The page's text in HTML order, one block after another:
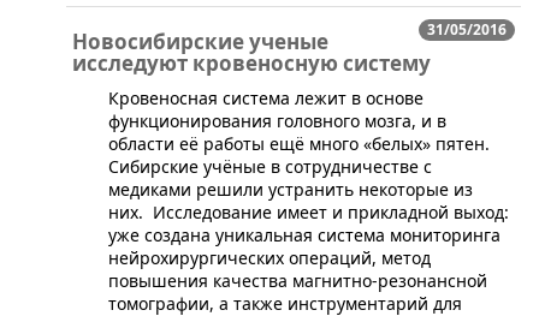
31/05/2016
Новосибирские ученые
исследуют кровеносную систему
​Кровеносная система лежит в основе
функционирования головного мозга, и в
области её работы ещё много «белых» пятен.
Сибирские учёные в сотрудничестве с
медиками решили устранить некоторые из
них. Исследование имеет и прикладной выход:
уже создана уникальная система мониторинга
нейрохирургических операций, метод
повышения качества магнитно-резонансной
томографии, а также инструментарий для